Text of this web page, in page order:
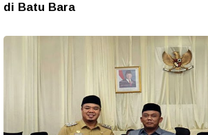
di Batu Bara